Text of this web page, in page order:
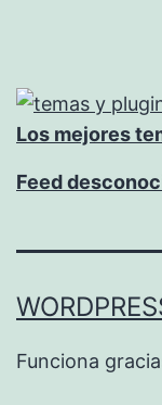
Los mejores
Feed
Funciona